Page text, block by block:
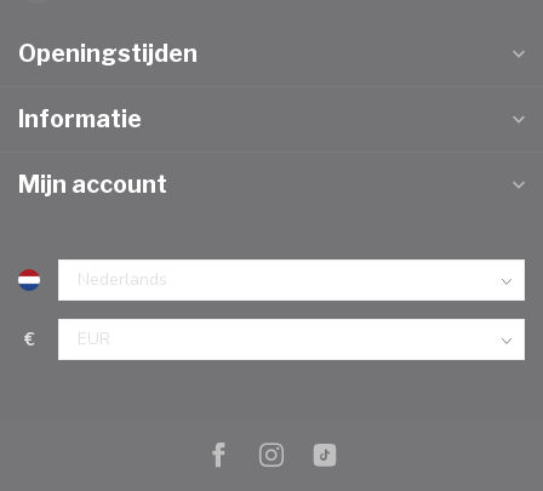
Openingstijden
Informatie
Mijn account
€